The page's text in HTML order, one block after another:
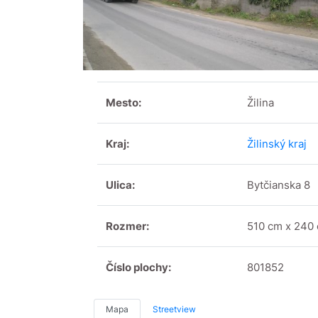
Mesto: Žilina
Kraj: Žilinský kraj
Ulica: Bytčianska 8
Rozmer: 510 cm x 240
Číslo plochy: 801852
Mapa Streetview